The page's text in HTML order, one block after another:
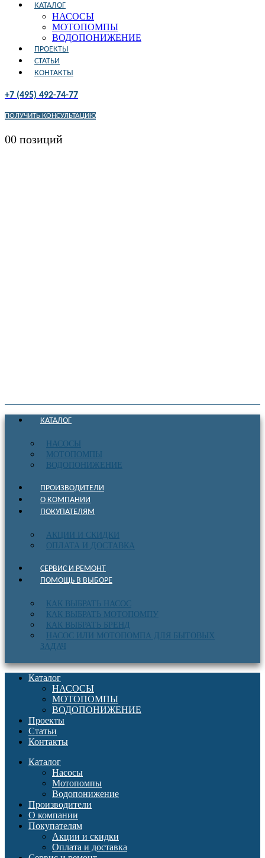
КАТАЛОГ
НАСОСЫ
МОТОПОМПЫ
ВОДОПОНИЖЕНИЕ
ПРОЕКТЫ
СТАТЬИ
КОНТАКТЫ
+7 (495) 492-74-77
ПОЛУЧИТЬ КОНСУЛЬТАЦИЮ
00 позиций
КАТАЛОГ
НАСОСЫ
МОТОПОМПЫ
ВОДОПОНИЖЕНИЕ
ПРОИЗВОДИТЕЛИ
О КОМПАНИИ
ПОКУПАТЕЛЯМ
АКЦИИ И СКИДКИ
ОПЛАТА И ДОСТАВКА
СЕРВИС И РЕМОНТ
ПОМОЩЬ В ВЫБОРЕ
КАК ВЫБРАТЬ НАСОС
КАК ВЫБРАТЬ МОТОПОМПУ
КАК ВЫБРАТЬ БРЕНД
НАСОС ИЛИ МОТОПОМПА ДЛЯ БЫТОВЫХ
ЗАДАЧ
Каталог
НАСОСЫ
МОТОПОМПЫ
ВОДОПОНИЖЕНИЕ
Проекты
Статьи
Контакты
Каталог
Насосы
Мотопомпы
Водопонижение
Производители
О компании
Покупателям
Акции и скидки
Оплата и доставка